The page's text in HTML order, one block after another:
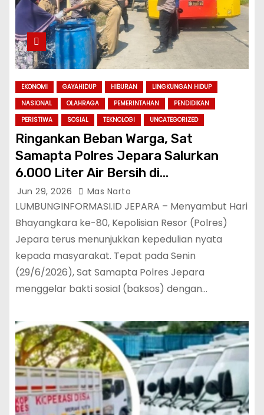
EKONOMI GAYAHIDUP HIBURAN
LINGKUNGAN HIDUP
NASIONAL
OLAHRAGA PEMERINTAHAN
PENDIDIKAN
PERISTIWA
SOSIAL TEKNOLOGI UNCATEGORIZED
Ringankan Beban Warga, Sat
Samapta Polres Jepara Salurkan
6.000 Liter Air Bersih di
Kedungmalang
Jun 29, 2026 Mas Narto
​LUMBUNGINFORMASI.ID JEPARA – Menyambut Hari
Bhayangkara ke-80, Kepolisian Resor (Polres)
Jepara terus menunjukkan kepedulian nyata
kepada masyarakat. Tepat pada Senin
(29/6/2026), Sat Samapta Polres Jepara
menggelar bakti sosial (baksos) dengan…